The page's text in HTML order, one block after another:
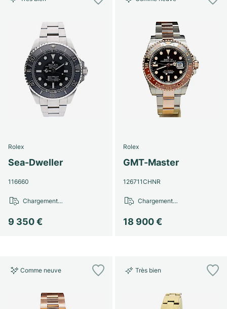
Rolex
Sea-Dweller
116660
9 350 €
Chargement…
Rolex
GMT-Master
126711CHNR
18 900 €
Chargement…
Comme neuve Très bien